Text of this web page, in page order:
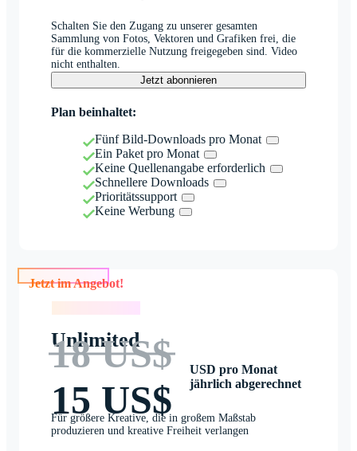
Schalten Sie den Zugang zu unserer gesamten
Sammlung von Fotos, Vektoren und Grafiken frei, die
für die kommerzielle Nutzung freigegeben sind. Video
nicht enthalten.
Jetzt abonnieren
Plan beinhaltet:
Fünf Bild-Downloads pro Monat
Ein Paket pro Monat
Keine Quellenangabe erforderlich
Schnellere Downloads
Prioritätssupport
Keine Werbung
Jetzt im Angebot!
Unlimited
18 US$
15 US$
USD pro Monat
jährlich abgerechnet
Für größere Kreative, die in großem Maßstab
produzieren und kreative Freiheit verlangen